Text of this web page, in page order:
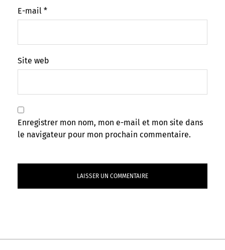
E-mail *
Site web
Enregistrer mon nom, mon e-mail et mon site dans
le navigateur pour mon prochain commentaire.